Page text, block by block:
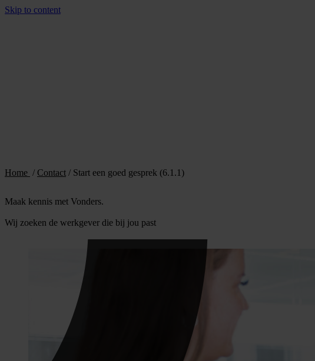
Skip to content
Home / Contact / Start een goed gesprek (6.1.1)
Maak kennis met Vonders.
Wij zoeken de werkgever die bij jou past
Een vaste functie
Wij brengen jou in contact met de werkgever die écht bij je past.